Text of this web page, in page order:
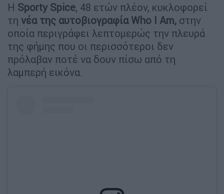
Η Sporty Spice, 48 ετών πλέον, κυκλοφορεί
τη νέα της αυτοβιογραφία Who I Am, στην
οποία περιγράφει λεπτομερώς την πλευρά
της φήμης που οι περισσότεροι δεν
πρόλαβαν ποτέ να δουν πίσω από τη
λαμπερή εικόνα.